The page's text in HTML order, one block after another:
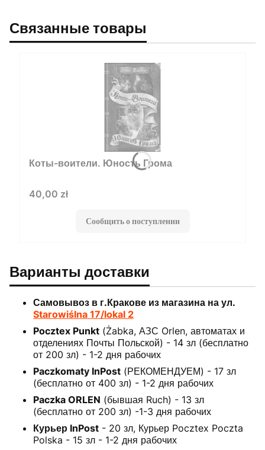
Связанные товары
Коты-воители. Юность Грома
Цена
40,00 zł
Сообщить о поступлении
Варианты доставки
Самовывоз в г.Кракове из магазина на ул.
Starowiślna 17/lokal 2
Pocztex Punkt (Żabka, АЗС Orlen, автоматах и
отделениях Почты Польской) - 14 зл (бесплатно
от 200 зл) - 1-2 дня рабочих
Paczkomaty InPost (РЕКОМЕНДУЕМ) - 17 зл
(бесплатно от 400 зл) - 1-2 дня рабочих
Paczka ORLEN (бывшая Ruch) - 13 зл
(бесплатно от 200 зл) -1-3 дня рабочих
Курьер InPost - 20 зл, Курьер Pocztex Poczta
Polska - 15 зл - 1-2 дня рабочих